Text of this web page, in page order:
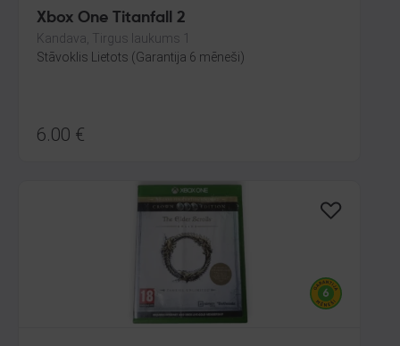
Xbox One Titanfall 2
Kandava, Tirgus laukums 1
Stāvoklis Lietots (Garantija 6 mēneši)
6.00 €